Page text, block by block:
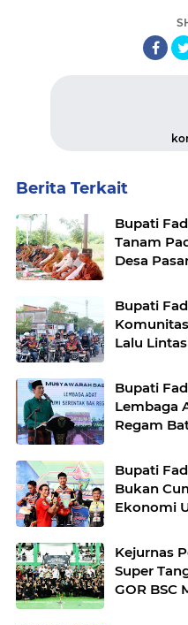
Berita Terkait
Bupati
Tanam
Desa
Bupati
Lalu
Bupati
Lembaga
Regam
Bupati
Bukan
Ekonomi
Kejurnas
Super
GOR BSC